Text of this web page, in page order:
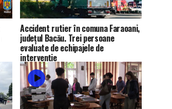
Accident rutier în comuna Faraoani,
județul Bacău. Trei persoane
evaluate de echipajele de
intervenție